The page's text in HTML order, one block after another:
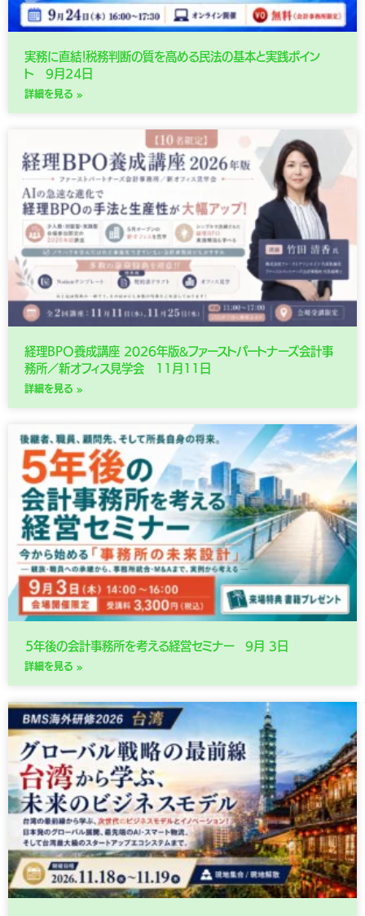
実務に直結！税務判断の質を高める民法の基本と実践ポイン
ト 9月24日
詳細を見る »
経理BPO養成講座 2026年版&ファーストパートナーズ会計事
務所／新オフィス見学会 11月11日
詳細を見る »
５年後の会計事務所を考える経営セミナー 9月 3日
詳細を見る »